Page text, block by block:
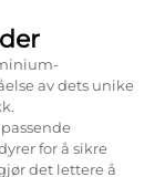
av dets unike
for å sikre
det lettere å